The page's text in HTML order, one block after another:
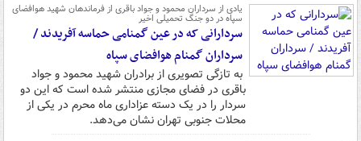
یادی از سرداران محمود و جواد باقری از فرماندهان شهید هوافضای
سپاه در دو جنگ تحمیلی اخیر
سردارانی که در عین گمنامی حماسه آفریدند /
سرداران گمنام هوافضای سپاه
به تازگی تصویری از برادران شهید محمود و جواد
باقری در فضای مجازی منتشر شده است که این دو
سردار را در یک دسته عزاداری ماه محرم در یکی از
محلات جنوبی تهران نشان می‌دهد.